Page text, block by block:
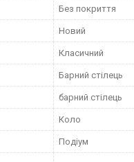
Без покриття
Новий
Класичний
Барний стілець
барний стілець
Коло
Подіум